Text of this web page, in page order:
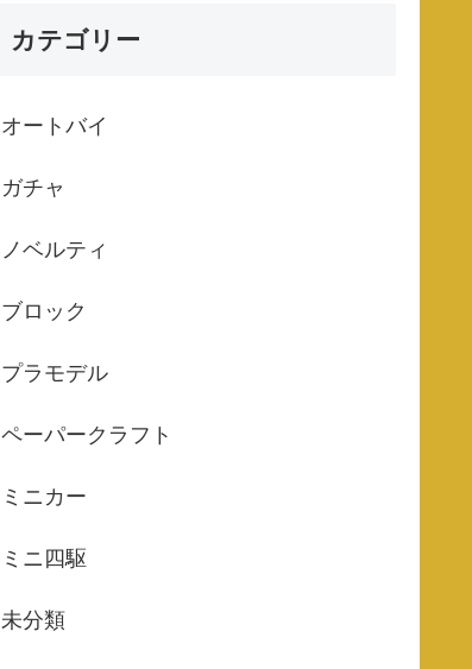
カテゴリー
オートバイ
ガチャ
ノベルティ
ブロック
プラモデル
ペーパークラフト
ミニカー
ミニ四駆
未分類